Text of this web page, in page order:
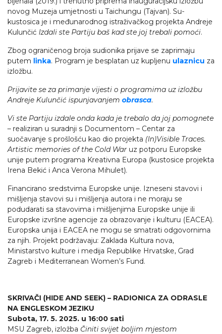
novog Muzeja umjetnosti u Taichungu (Tajvan). Su-
kustosica je i međunarodnog istraživačkog projekta Andreje
Kulunčić Izdali ste Partiju baš kad ste joj trebali pomoći.
Zbog ograničenog broja sudionika prijave se zaprimaju
putem linka. Program je besplatan uz kupljenu ulaznicu za
izložbu.
Prijavite se za primanje vijesti o programima uz izložbu
Andreje Kulunčić ispunjavanjem obrasca.
Vi ste Partiju izdale onda kada je trebalo da joj pomognete
– realiziran u suradnji s Documentom – Centar za
suočavanje s prošlošću kao dio projekta (In)Visible Traces.
Artistic memories of the Cold War uz potporu Europske
unije putem programa Kreativna Europa (kustosice projekta
Irena Bekić i Anca Verona Mihulet).
Financirano sredstvima Europske unije. Izneseni stavovi i
mišljenja stavovi su i mišljenja autora i ne moraju se
podudarati sa stavovima i mišljenjima Europske unije ili
Europske izvršne agencije za obrazovanje i kulturu (EACEA).
Europska unija i EACEA ne mogu se smatrati odgovornima
za njih. Projekt podržavaju: Zaklada Kultura nova,
Ministarstvo kulture i medija Republike Hrvatske, Grad
Zagreb i Mediterranean Women’s Fund.
SKRIVAČI (HIDE AND SEEK) – RADIONICA ZA ODRASLE
NA ENGLESKOM JEZIKU
Subota, 17. 5. 2025. u 16:00 sati
MSU Zagreb, izložba Činiti svijet boljim mjestom